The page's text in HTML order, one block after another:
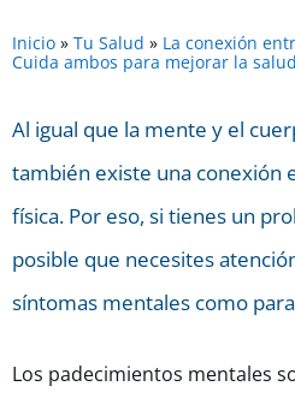
Inicio » Tu Salud » La conexión
Cuida ambos para mejorar la salud
Al igual que la mente y el
también existe una conexión
física. Por eso, si tienes un
posible que necesites
síntomas mentales como
Los padecimientos mentales